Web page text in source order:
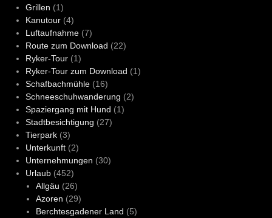
Grillen (1)
Kanutour(4)
Luftaufnahme(7)
Route zum Download (22)
Ryker-Tour(1)
Ryker-Tour zum Download (1)
Schafbachmühle(16)
Schneeschuhwanderung (2)
Spaziergang mit Hund (1)
Stadtbesichtigung (27)
Tierpark(3)
Unterkunft(2)
Unternehmungen (30)
Urlaub(452)
Allgäu (26)
Azoren (29)
Berchtesgadener Land (5)